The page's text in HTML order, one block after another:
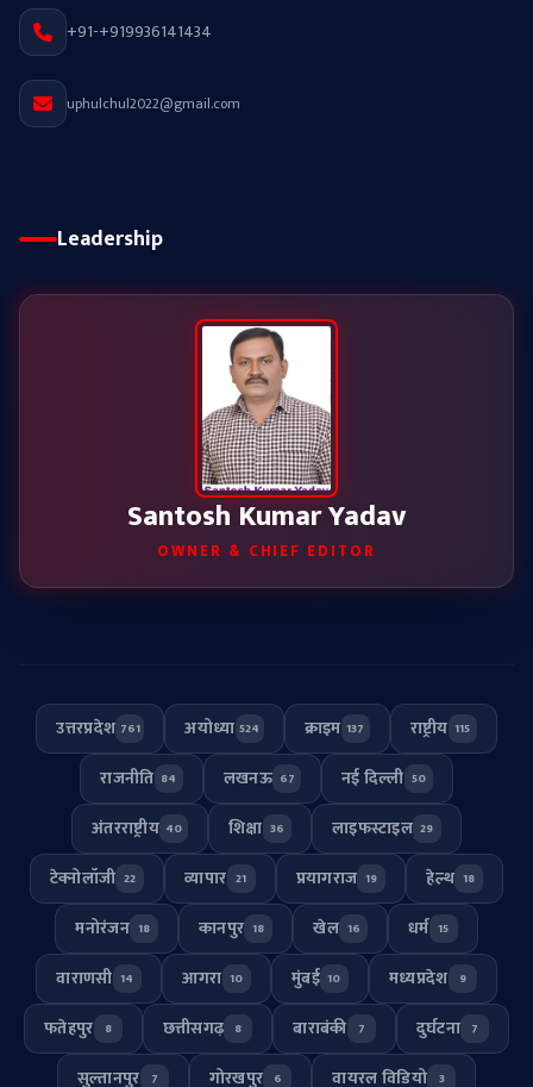
+91-+919936141434
uphulchul2022@gmail.com
Leadership
Santosh Kumar Yadav
OWNER & CHIEF EDITOR
उत्तरप्रदेश 761 अयोध्या 524 क्राइम 137 राष्ट्रीय 115
राजनीति 84 लखनऊ 67 नई दिल्ली 50
अंतरराष्ट्रीय 40 शिक्षा 36 लाइफस्टाइल 29
टेक्नोलॉजी 22 व्यापार 21 प्रयागराज 19 हेल्थ 18
मनोरंजन 18 कानपुर 18 खेल 16 धर्म 15
वाराणसी 14 आगरा 10 मुंबई 10 मध्यप्रदेश 9
फतेहपुर 8 छत्तीसगढ़ 8 बाराबंकी 7 दुर्घटना 7
सुल्तानपुर 7 गोरखपुर 6 वायरल विडियो 3